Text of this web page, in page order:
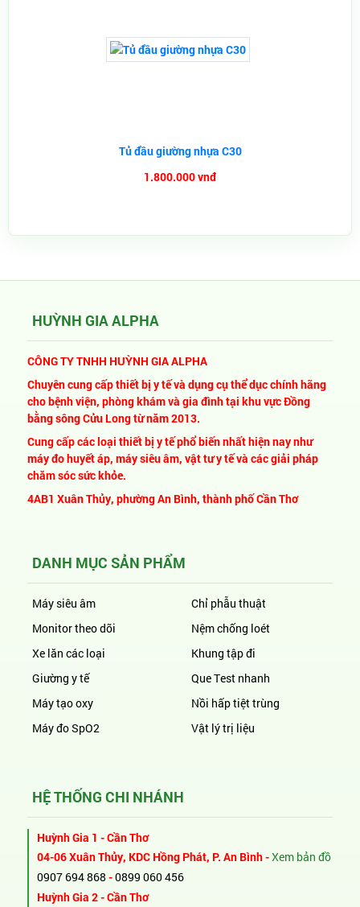
Tủ đầu giường nhựa C30
1.800.000 vnđ
HUỲNH GIA ALPHA
CÔNG TY TNHH HUỲNH GIA ALPHA
Chuyên cung cấp thiết bị y tế và dụng cụ thể dục chính hãng
cho bệnh viện, phòng khám và gia đình tại khu vực Đồng
bằng sông Cửu Long từ năm 2013.
Cung cấp các loại thiết bị y tế phổ biến nhất hiện nay như
máy đo huyết áp, máy siêu âm, vật tư y tế và các giải pháp
chăm sóc sức khỏe.
4AB1 Xuân Thủy, phường An Bình, thành phố Cần Thơ
DANH MỤC SẢN PHẨM
Máy siêu âm
Monitor theo dõi
Xe lăn các loại
Giường y tế
Máy tạo oxy
Máy đo SpO2
Chỉ phẫu thuật
Nệm chống loét
Khung tập đi
Que Test nhanh
Nồi hấp tiệt trùng
Vật lý trị liệu
HỆ THỐNG CHI NHÁNH
Huỳnh Gia 1 - Cần Thơ
04-06 Xuân Thủy, KDC Hồng Phát, P. An Bình -Xem bản đồ
0907 694 868 -0899 060 456
Huỳnh Gia 2 - Cần Thơ